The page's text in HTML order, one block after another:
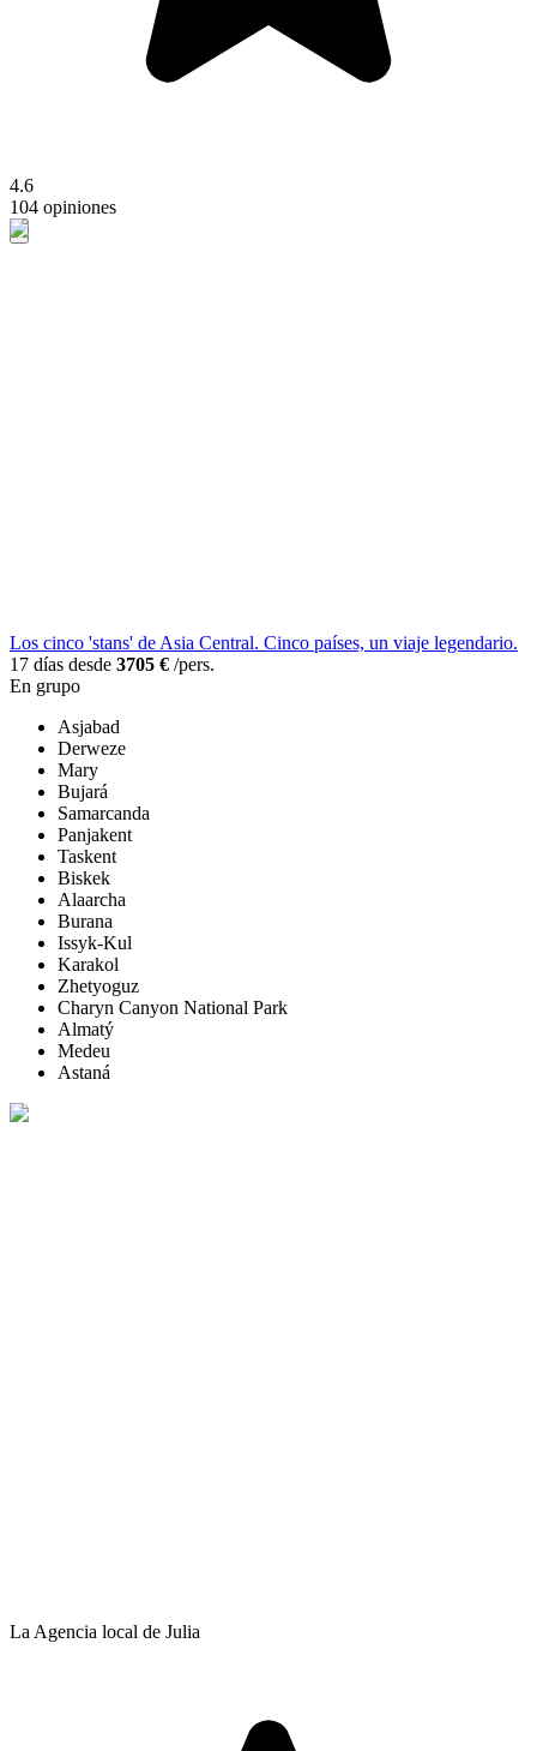
4.6
104 opiniones
Los cinco 'stans' de Asia Central. Cinco países, un viaje legendario.
17 días desde 3705 € /pers.
En grupo
Asjabad
Derweze
Mary
Bujará
Samarcanda
Panjakent
Taskent
Biskek
Alaarcha
Burana
Issyk-Kul
Karakol
Zhetyoguz
Charyn Canyon National Park
Almatý
Medeu
Astaná
La Agencia local de Julia